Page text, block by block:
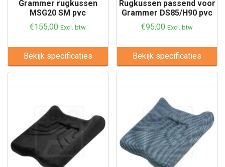
Grammer rugkussen
MSG20 SM pvc
€155,00 Excl. btw
Bekijk specificaties
Rugkussen passend voor
Grammer DS85/H90 pvc
€95,00 Excl. btw
Bekijk specificaties